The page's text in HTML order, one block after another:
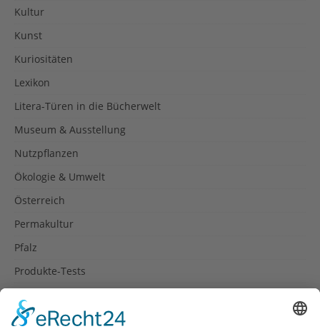
Kultur
Kunst
Kuriositäten
Lexikon
Litera-Türen in die Bücherwelt
Museum & Ausstellung
Nutzpflanzen
Ökologie & Umwelt
Österreich
Permakultur
Pfalz
Produkte-Tests
Rezepte